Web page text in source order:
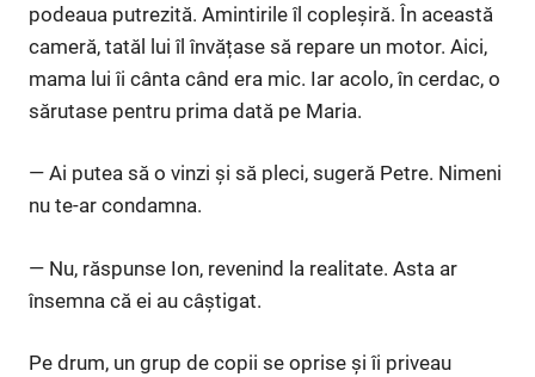
podeaua putrezită. Amintirile îl copleșiră. În această
cameră, tatăl lui îl învățase să repare un motor. Aici,
mama lui îi cânta când era mic. Iar acolo, în cerdac, o
sărutase pentru prima dată pe Maria.
— Ai putea să o vinzi și să pleci, sugeră Petre. Nimeni
nu te-ar condamna.
— Nu, răspunse Ion, revenind la realitate. Asta ar
însemna că ei au câștigat.
Pe drum, un grup de copii se oprise și îi priveau